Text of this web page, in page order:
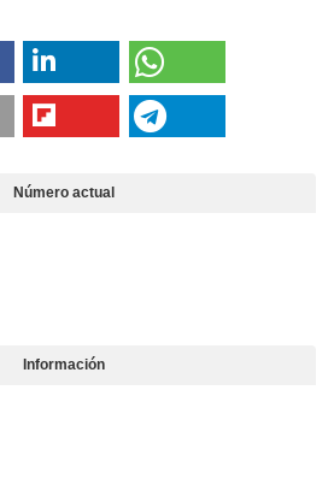
Número actual
Información